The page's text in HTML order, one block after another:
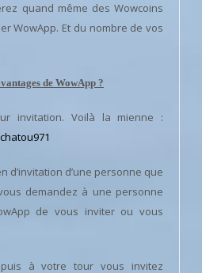
quand même des Wowcoins
WowApp. Et du nombre de vos
de WowApp ?
invitation. Voilà la mienne :
d’invitation d’une personne que
demandez à une personne
de vous inviter ou vous
à votre tour vous invitez